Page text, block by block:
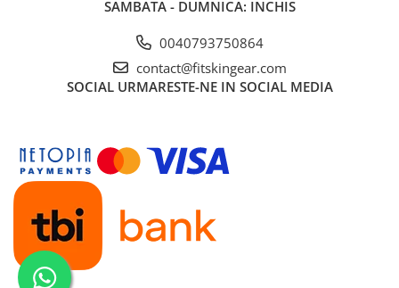
SAMBATA - DUMNICA: INCHIS
0040793750864
contact@fitskingear.com
SOCIAL URMARESTE-NE IN SOCIAL MEDIA